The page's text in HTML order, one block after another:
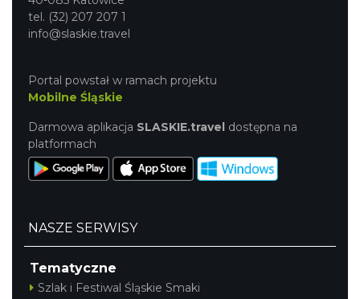
tel. (32) 207 207 1
info@slaskie.travel
Portal powstał w ramach projektu
Mobilne Śląskie
Darmowa aplikacja SLASKIE.travel dostępna na
platformach
NASZE SERWISY
Tematyczne
Szlak i Festiwal Śląskie Smaki